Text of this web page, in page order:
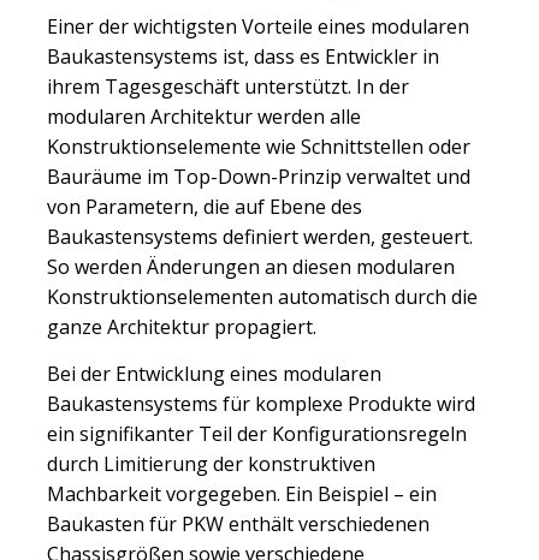
Einer der wichtigsten Vorteile eines modularen
Baukastensystems ist, dass es Entwickler in
ihrem Tagesgeschäft unterstützt. In der
modularen Architektur werden alle
Konstruktionselemente wie Schnittstellen oder
Bauräume im Top-Down-Prinzip verwaltet und
von Parametern, die auf Ebene des
Baukastensystems definiert werden, gesteuert.
So werden Änderungen an diesen modularen
Konstruktionselementen automatisch durch die
ganze Architektur propagiert.
Bei der Entwicklung eines modularen
Baukastensystems für komplexe Produkte wird
ein signifikanter Teil der Konfigurationsregeln
durch Limitierung der konstruktiven
Machbarkeit vorgegeben. Ein Beispiel – ein
Baukasten für PKW enthält verschiedenen
Chassisgrößen sowie verschiedene